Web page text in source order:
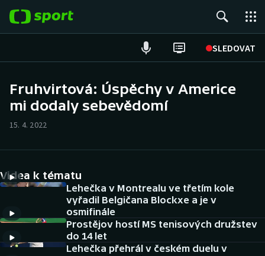
SLEDOVAT
Hokej
Cyklistika
DALŠÍ SPORTY
Americký fotbal
NEPŘEHLÉDNĚTE
Fruhvirtová: Úspěchy v Americe
mi dodaly sebevědomí
15. 4. 2022
Videa k tématu
Lehečka v Montrealu ve třetím kole
vyřadil Belgičana Blockxe a je v
osmifinále
Prostějov hostí MS tenisových družstev
do 14 let
Lehečka přehrál v českém duelu v